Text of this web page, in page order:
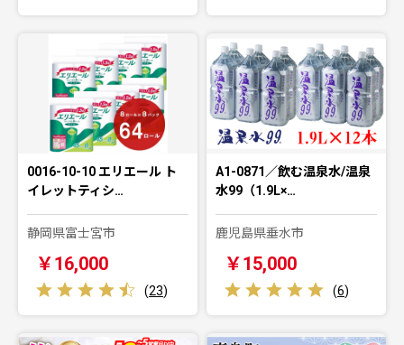
0016-10-10 エリエール ト
イレットティシ…
静岡県富士宮市
￥16,000
(23)
A1-0871／飲む温泉水/温泉
水99（1.9L×…
鹿児島県垂水市
￥15,000
(6)